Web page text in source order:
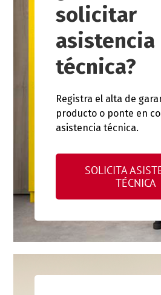
solicitar
asistencia
técnica?
Registra el alta de
producto o ponte en
asistencia técnica.
SOLICITA
TÉCNICA